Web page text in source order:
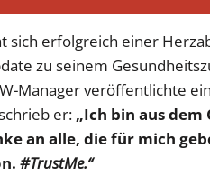
sich erfolgreich einer
zu seinem
Manager veröffentlichte
er: „Ich bin aus dem
an alle, die für mich
#TrustMe.“